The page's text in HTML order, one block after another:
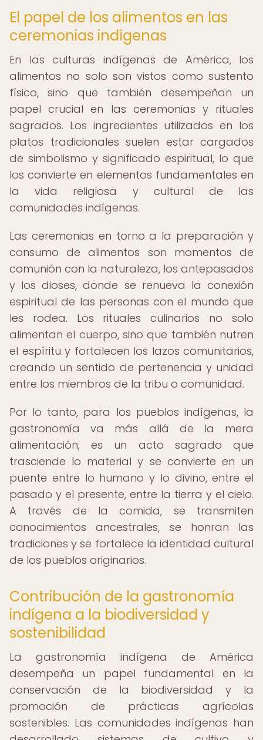
El papel de los alimentos en las
ceremonias indígenas
En las culturas indígenas de América, los
alimentos no solo son vistos como sustento
físico, sino que también desempeñan un
papel crucial en las ceremonias y rituales
sagrados. Los ingredientes utilizados en los
platos tradicionales suelen estar cargados
de simbolismo y significado espiritual, lo que
los convierte en elementos fundamentales en
la vida religiosa y cultural de las
comunidades indígenas.
Las ceremonias en torno a la preparación y
consumo de alimentos son momentos de
comunión con la naturaleza, los antepasados
y los dioses, donde se renueva la conexión
espiritual de las personas con el mundo que
les rodea. Los rituales culinarios no solo
alimentan el cuerpo, sino que también nutren
el espíritu y fortalecen los lazos comunitarios,
creando un sentido de pertenencia y unidad
entre los miembros de la tribu o comunidad.
Por lo tanto, para los pueblos indígenas, la
gastronomía va más allá de la mera
alimentación; es un acto sagrado que
trasciende lo material y se convierte en un
puente entre lo humano y lo divino, entre el
pasado y el presente, entre la tierra y el cielo.
A través de la comida, se transmiten
conocimientos ancestrales, se honran las
tradiciones y se fortalece la identidad cultural
de los pueblos originarios.
Contribución de la gastronomía
indígena a la biodiversidad y
sostenibilidad
La gastronomía indígena de América
desempeña un papel fundamental en la
conservación de la biodiversidad y la
promoción de prácticas agrícolas
sostenibles. Las comunidades indígenas han